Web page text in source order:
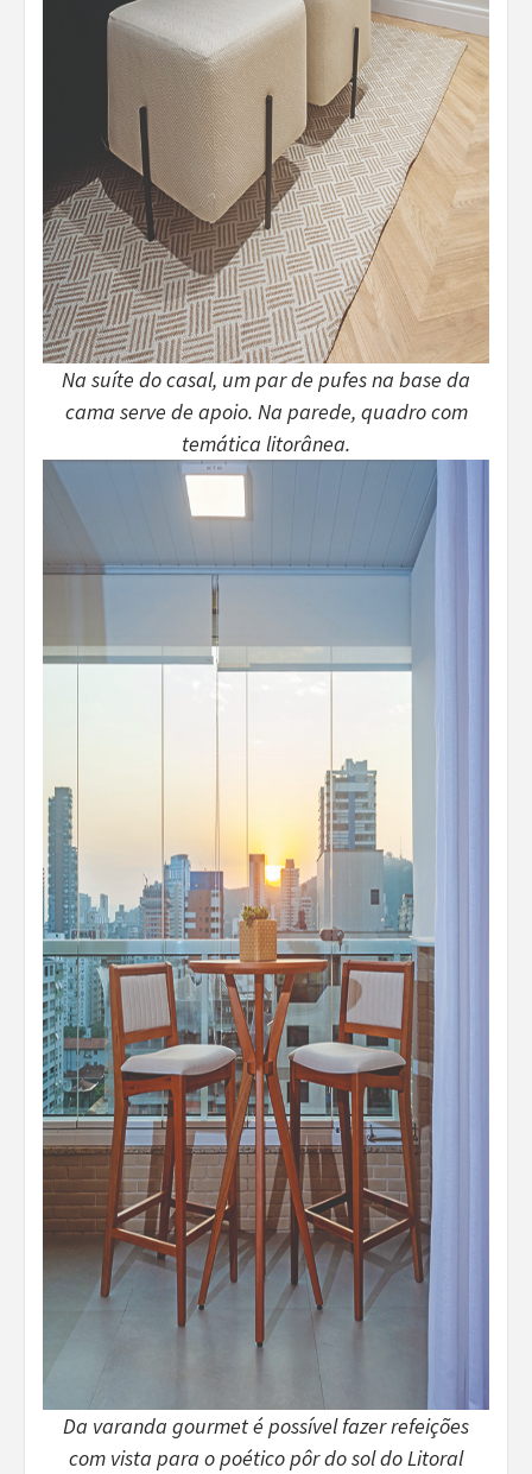
Na suíte do casal, um par de pufes na base da
cama serve de apoio. Na parede, quadro com
temática litorânea.
Da varanda gourmet é possível fazer refeições
com vista para o poético pôr do sol do Litoral